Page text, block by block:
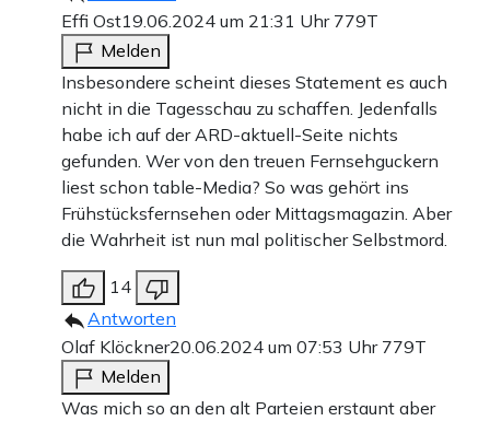
Effi Ost19.06.2024 um 21:31 Uhr 779T
Melden
Insbesondere scheint dieses Statement es auch
nicht in die Tagesschau zu schaffen. Jedenfalls
habe ich auf der ARD-aktuell-Seite nichts
gefunden. Wer von den treuen Fernsehguckern
liest schon table-Media? So was gehört ins
Frühstücksfernsehen oder Mittagsmagazin. Aber
die Wahrheit ist nun mal politischer Selbstmord.
14
Antworten
Olaf Klöckner20.06.2024 um 07:53 Uhr 779T
Melden
Was mich so an den alt Parteien erstaunt aber